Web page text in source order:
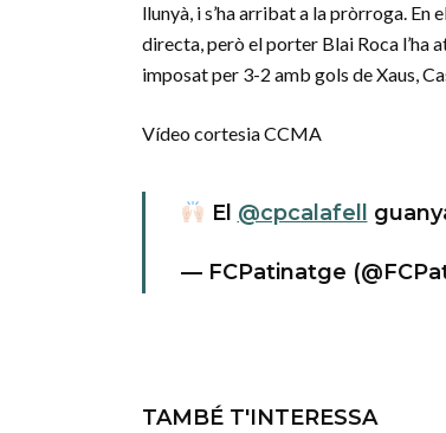
llunyà, i s’ha arribat a la pròrroga.
directa, però el porter Blai Roca l’ha
imposat per 3-2 amb gols de Xaus,
Vídeo cortesia CCMA
El @cpcalafell
— FCPatinatge
TAMBÉ T'INTERESSA